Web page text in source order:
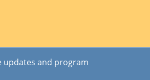
updates and program